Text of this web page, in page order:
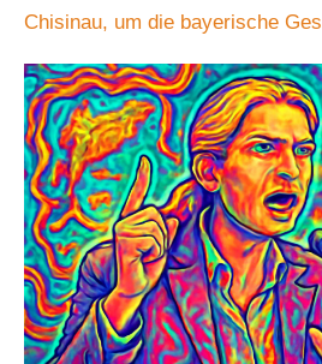
Chisinau, um die bayerische